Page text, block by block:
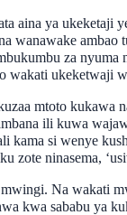
aina ya
wanawake
za
wakati ukeketwaji
mtoto kukawa
ili kuwa
si wenye
ninasema,
Na wakati
kwa sababu ya